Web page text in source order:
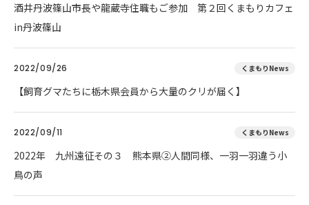
酒井丹波篠山市長や龍蔵寺住職もご参加 第２回くまもりカフェ
in丹波篠山
2022/09/26 くまもりNews
【飼育グマたちに栃木県会員から大量のクリが届く】
2022/09/11 くまもりNews
2022年 九州遠征その３ 熊本県②人間同様、一羽一羽違う小
鳥の声